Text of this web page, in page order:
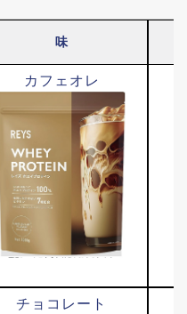
味
カフェオレ
チョコレート